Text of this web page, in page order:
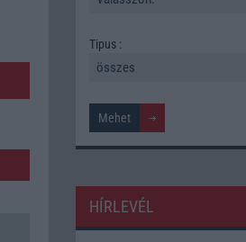
Tipus :
HÍRLEVÉL